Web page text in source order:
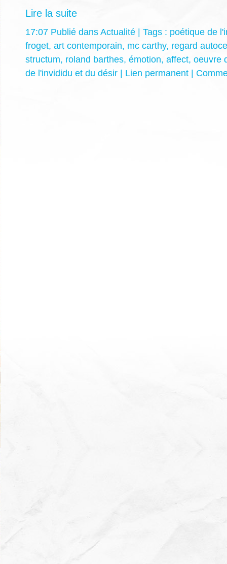
Lire la suite
17:07 Publié dans Actualité | Tags : poétique de
froget, art contemporain, mc carthy, regard
structum, roland barthes, émotion, affect, oeuvre
de l'invididu et du désir
Lien permanent